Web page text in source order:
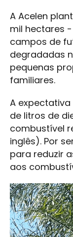
A Acelen
mil hectares -
campos de
degradadas
pequenas
familiares.
A expectativa
de litros de
combustível
inglês). Por
para reduzir
aos